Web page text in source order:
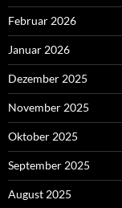
Februar 2026
Januar 2026
Dezember 2025
November 2025
Oktober 2025
September 2025
August 2025